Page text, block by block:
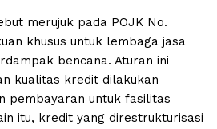
merujuk pada POJK No.
khusus untuk lembaga jasa
bencana. Aturan ini
kualitas kredit dilakukan
pembayaran untuk fasilitas
itu, kredit yang direstrukturisasi